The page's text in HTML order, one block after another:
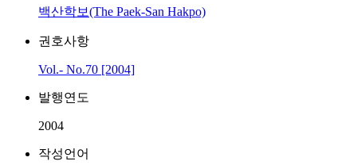
백산학보(The Paek-San Hakpo)
권호사항
Vol.- No.70 [2004]
발행연도
2004
작성언어